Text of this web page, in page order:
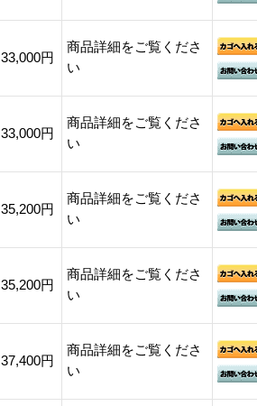
33,000円
商品詳細をご覧くださ
い
33,000円
商品詳細をご覧くださ
い
35,200円
商品詳細をご覧くださ
い
35,200円
商品詳細をご覧くださ
い
37,400円
商品詳細をご覧くださ
い